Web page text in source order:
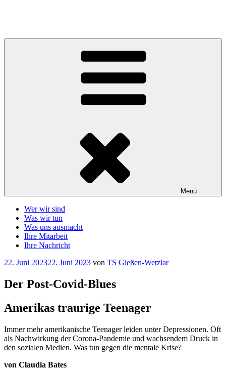
Menü
Wer wir sind
Was wir tun
Was uns ausmacht
Ihre Mitarbeit
Ihre Nachricht
Veröffentlicht
22. Juni 202322. Juni 2023 von TS Gießen-Wetzlar
Der Post-Covid-Blues
Amerikas traurige Teenager
Immer mehr amerikanische Teenager leiden unter Depressionen. Oft
als Nachwirkung der Corona-Pandemie und wachsendem Druck in
den sozialen Medien. Was tun gegen die mentale Krise?
von Claudia Bates